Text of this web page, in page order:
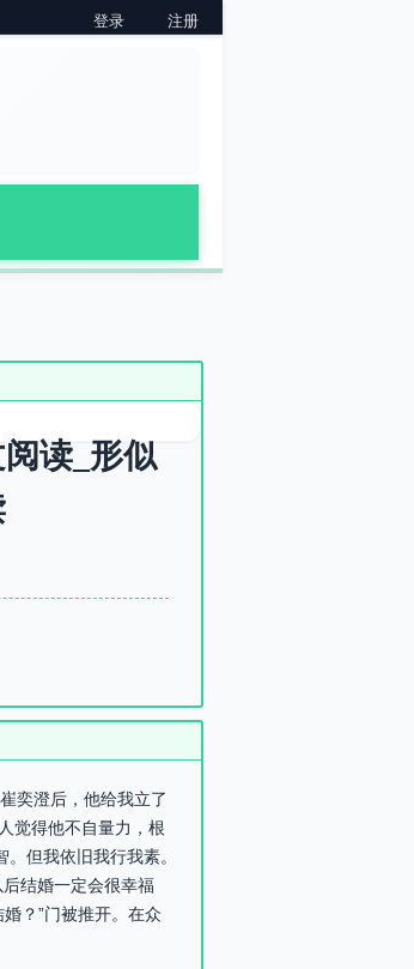
登录 注册
读_形似
奕澄后，他给我立了
觉得他不自量力，根
但我依旧我行我素。
结婚一定会很幸福
？”门被推开。在众